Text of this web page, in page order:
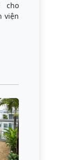
cho
viện